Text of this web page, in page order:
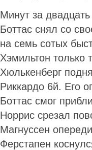
Минут за
Боттас снял со
на семь сотых
Хэмильтон только
Хюлькенберг
Риккардо 6й. Его
Боттас смог
Норрис срезал
Магнуссен
Ферстапен